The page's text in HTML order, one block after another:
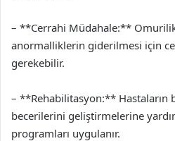
– **Cerrahi Müdahale:**
anormalliklerin giderilmesi için
gerekebilir.
– **Rehabilitasyon:** Hastaların
becerilerini geliştirmelerine
programları uygulanır.